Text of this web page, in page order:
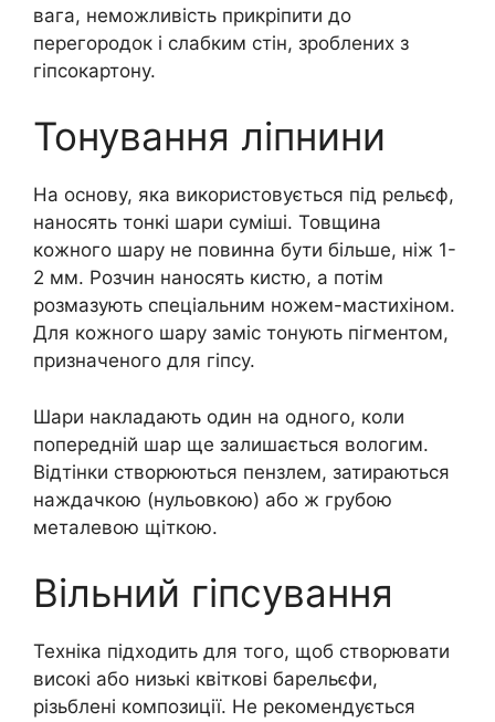
вага, неможливість прикріпити до
перегородок і слабким стін, зроблених з
гіпсокартону.
Тонування ліпнини
На основу, яка використовується під рельєф,
наносять тонкі шари суміші. Товщина
кожного шару не повинна бути більше, ніж 1-
2 мм. Розчин наносять кистю, а потім
розмазують спеціальним ножем-мастихіном.
Для кожного шару заміс тонують пігментом,
призначеного для гіпсу.
Шари накладають один на одного, коли
попередній шар ще залишається вологим.
Відтінки створюються пензлем, затираються
наждачкою (нульовкою) або ж грубою
металевою щіткою.
Вільний гіпсування
Техніка підходить для того, щоб створювати
високі або низькі квіткові барельєфи,
різьблені композиції. Не рекомендується